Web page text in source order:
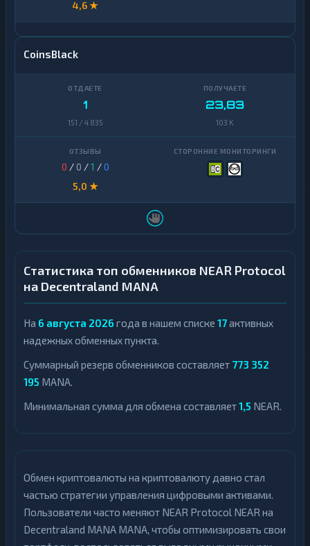
4,6 ★
CoinsBlack
1
151 / 4 835
23,83
103 K
0 / 0 /1 /0
5,0 ★
Статистика топ обменников NEAR Protocol
на Decentraland MANA
На 6 августа 2026 года в нашем списке 17активных
надежных обменных пункта.
Суммарный резерв обменников составляет 773 352
195 MANA.
Минимальная сумма для обмена составляет1,5 NEAR.
Обмен криптовалюты на криптовалюту давно стал
частью стратегии управления цифровыми активами.
Пользователи часто меняют NEAR Protocol NEAR на
Decentraland MANA MANA, чтобы оптимизировать свои